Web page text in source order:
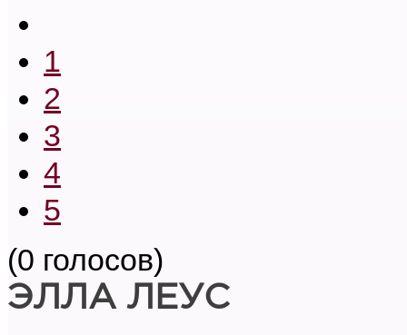
1
2
3
4
5
(0 голосов)
ЭЛЛА ЛЕУС